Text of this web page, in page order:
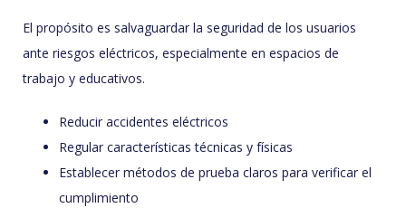
El propósito es salvaguardar la seguridad de los usuarios
ante riesgos eléctricos, especialmente en espacios de
trabajo y educativos.
Reducir accidentes eléctricos
Regular características técnicas y físicas
Establecer métodos de prueba claros para verificar el
cumplimiento